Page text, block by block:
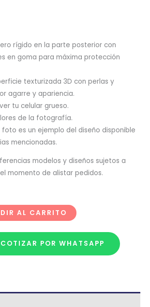
rígido en la parte posterior con
en goma para máxima protección
texturizada 3D con perlas y
agarre y apariencia.
tu celular grueso.
de la fotografía.
foto es un ejemplo del diseño disponible
mencionadas.
modelos y diseños sujetos a
momento de alistar pedidos.
AL CARRITO
COTIZAR POR WHATSAPP